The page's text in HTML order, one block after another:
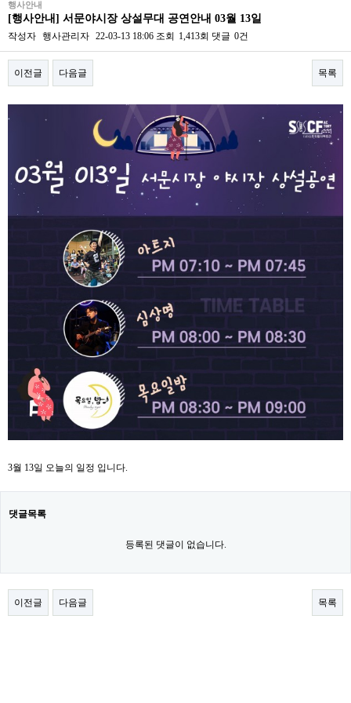
행사안내
[행사안내] 서문야시장 상설무대 공연안내 03월 13일
작성자 행사관리자 22-03-13 18:06 조회 1,413회 댓글 0건
이전글 다음글 목록
3월 13일 오늘의 일정 입니다.
댓글목록
등록된 댓글이 없습니다.
이전글 다음글 목록